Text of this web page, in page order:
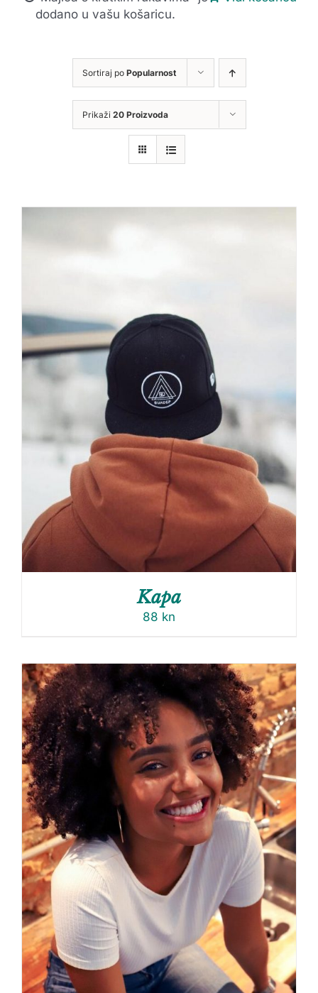
dodano u vašu košaricu.
Sortiraj po Popularnost
Prikaži 20 Proizvoda
Kapa
88 kn